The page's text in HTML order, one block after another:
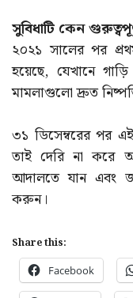
সুবিধাটি কেন
২০২১ সালের পর
হয়েছে, যেখানে
মামলাগুলো দ্রুত
৩১ ডিসেম্বরের পর
তাই দেরি না করে
আদালতে যান এবং
করুন।
Share this:
Facebook